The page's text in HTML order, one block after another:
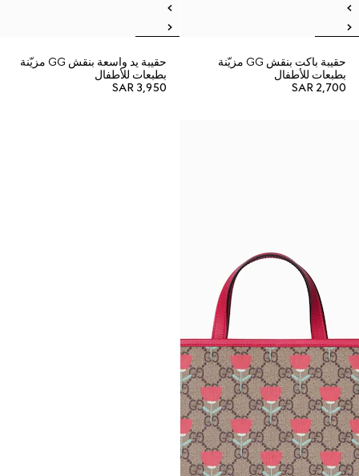
حقيبة باكت بنقش GG مزيّنة
بطبعات للأطفال
SAR 2,700
حقيبة يد واسعة بنقش GG مزيّنة
بطبعات للأطفال
SAR 3,950